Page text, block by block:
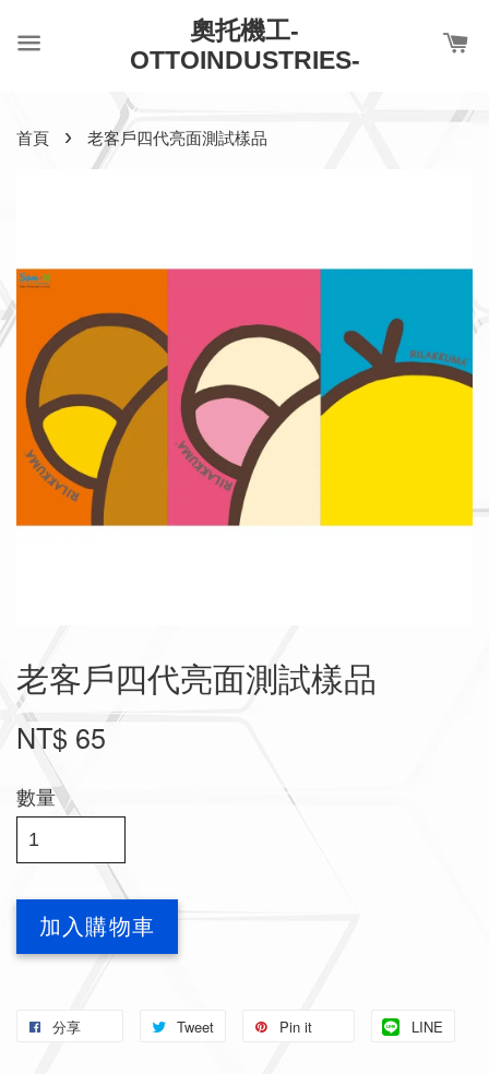
奧托機工-
OTTOINDUSTRIES-
首頁 › 老客戶四代亮面測試樣品
老客戶四代亮面測試樣品
NT$ 65
數量
加入購物車
分享 Tweet Pin it LINE